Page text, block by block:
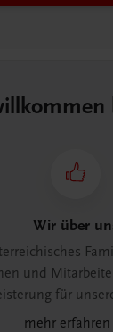
Wir über
und
für
mehr erfahren